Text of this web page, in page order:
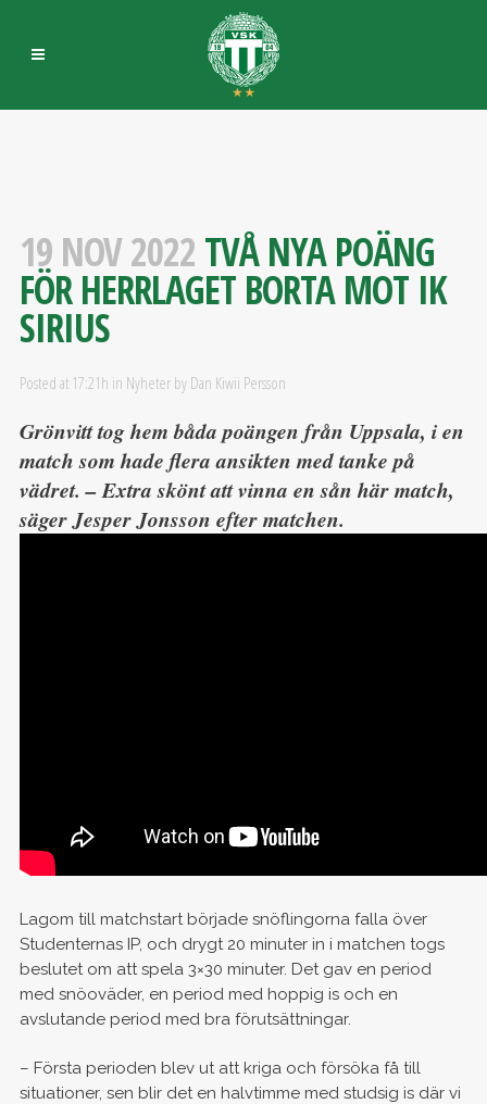
19 NOV 2022 TVÅ NYA POÄNG
FÖR HERRLAGET BORTA MOT IK
SIRIUS
Posted at 17:21h in Nyheter by Dan Kiwii Persson
Grönvitt tog hem båda poängen från Uppsala, i en
match som hade flera ansikten med tanke på
vädret. – Extra skönt att vinna en sån här match,
säger Jesper Jonsson efter matchen.
Lagom till matchstart började snöflingorna falla över
Studenternas IP, och drygt 20 minuter in i matchen togs
beslutet om att spela 3×30 minuter. Det gav en period
med snöoväder, en period med hoppig is och en
avslutande period med bra förutsättningar.
– Första perioden blev ut att kriga och försöka få till
situationer, sen blir det en halvtimme med studsig is där vi